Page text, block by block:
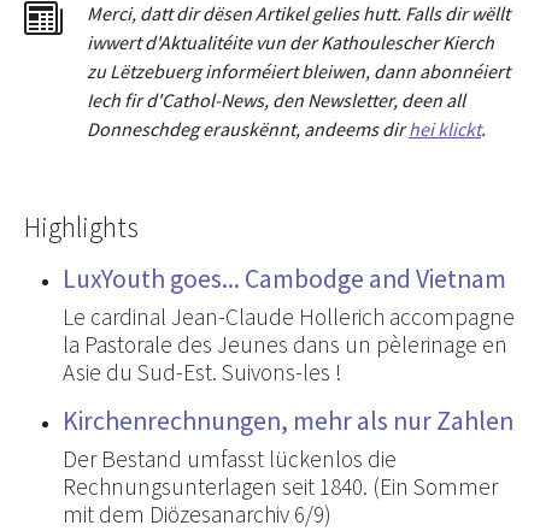
Merci, dattdir dësen Artikel gelies hutt. Falls dir wëllt
iwwert d'Aktualitéite vun der Kathoulescher Kierch
zu Lëtzebuerg informéiert bleiwen, dann abonnéiert
Iech fir d'Cathol-News, den Newsletter, deen all
Donneschdeg erauskënnt, andeems dirhei klickt.
Highlights
LuxYouth goes... Cambodge and Vietnam
Le cardinal Jean-Claude Hollerich accompagne
la Pastorale des Jeunes dans un pèlerinage en
Asie du Sud-Est. Suivons-les !
Kirchenrechnungen, mehr als nur Zahlen
Der Bestand umfasst lückenlos die
Rechnungsunterlagen seit 1840. (Ein Sommer
mit dem Diözesanarchiv 6/9)